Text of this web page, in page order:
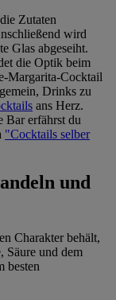
Zutaten
wird
Glas abgeseiht.
die Optik beim
Margarita-Cocktail
Drinks zu
ans Herz.
Bar erfährst du
"Cocktails selber
und
Charakter behält,
Säure und dem
besten